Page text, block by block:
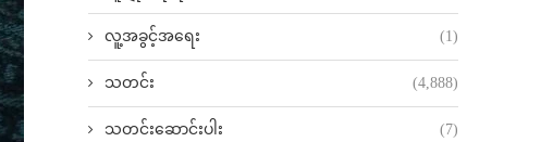
လူ့အခွင့်အရေး (1)
သတင်း (4,888)
သတင်းဆောင်းပါး (7)